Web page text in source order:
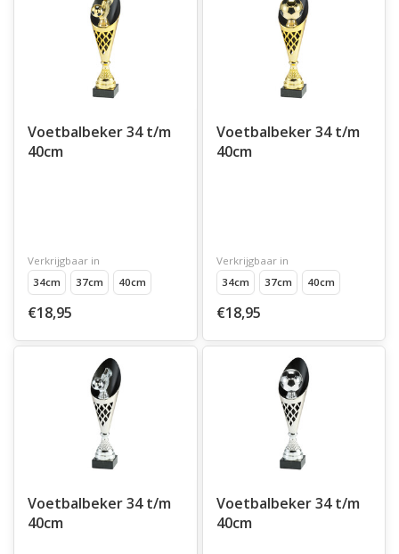
Voetbalbeker 34 t/m
40cm
Verkrijgbaar in
34cm
37cm 40cm
€18,95
Voetbalbeker 34 t/m
40cm
Verkrijgbaar in
34cm
37cm 40cm
€18,95
Voetbalbeker 34 t/m
40cm
Voetbalbeker 34 t/m
40cm